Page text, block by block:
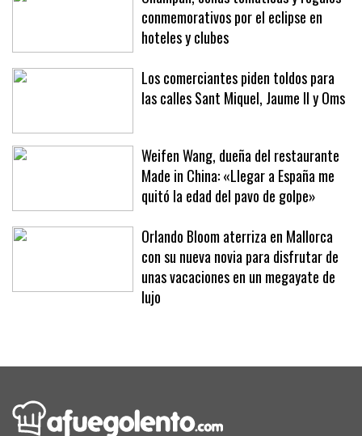
Champán, cenas temáticas y regalos
conmemorativos por el eclipse en
hoteles y clubes
Los comerciantes piden toldos para
Weifen Wang, dueña del restaurante
Made in China: «Llegar a España me
quitó la edad del pavo de golpe»
Orlando Bloom aterriza en Mallorca
con su nueva novia para disfrutar de
unas vacaciones en un megayate de